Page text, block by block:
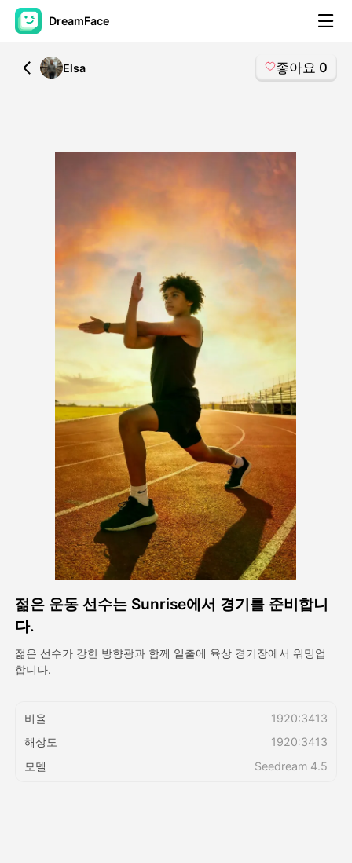
DreamFace
AI 도구
AI 영상
다른 도구
모든 도구 보기
아바타 영상
AI 영상
AI 사진
다른 도구
See All Templates
갤러리
블로그
가격
All
Elsa 좋아요 0
젊은 운동 선수는 Sunrise에서 경기를 준비합니
다.
젊은 선수가 강한 방향광과 함께 일출에 육상 경기장에서 워밍업
합니다.
비율
1920:3413
해상도
1920:3413
모델
Seedream 4.5